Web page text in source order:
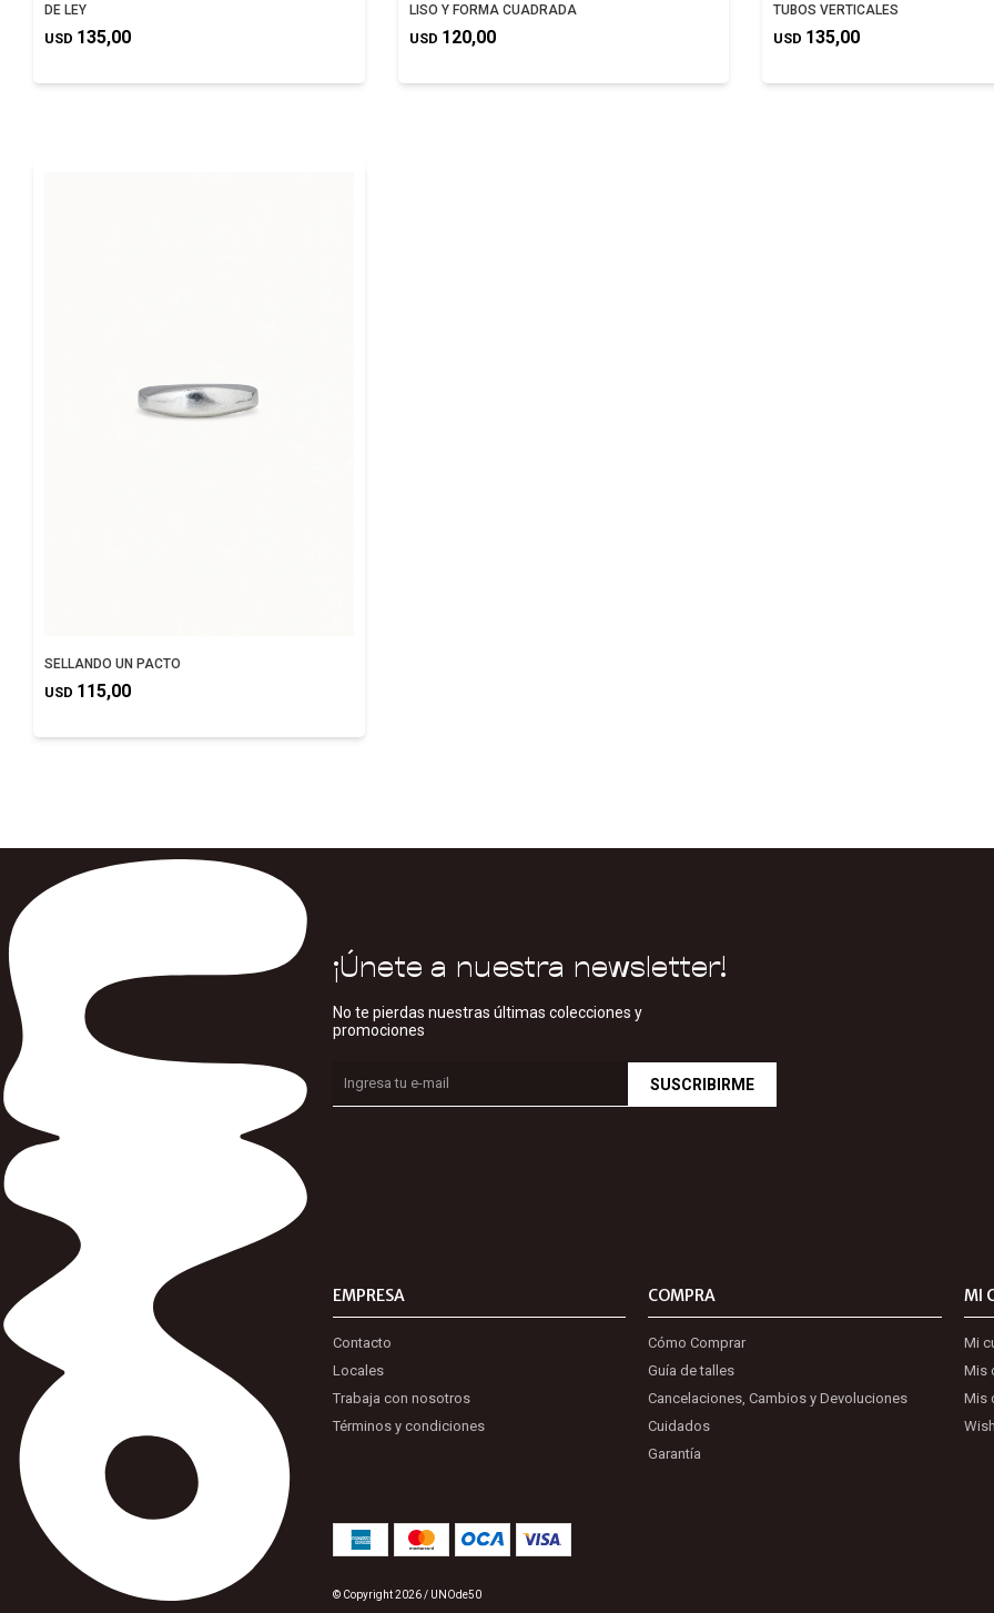
DE LEY
USD 135,00
LISO Y FORMA CUADRADA
USD 120,00
TUBOS VERTICALES
USD 135,00
SELLANDO UN PACTO
USD 115,00
EMPRESA
Contacto
Locales
Trabaja con nosotros
Términos y condiciones
COMPRA
Cómo Comprar
Guía de talles
Cancelaciones, Cambios y Devoluciones
Cuidados
Garantía
MI
Mi
Mis
Mis
¡Únete a nuestra newsletter!
No te pierdas nuestras últimas colecciones y
promociones
SUSCRIBIRME
© Copyright 2026 / UNOde50